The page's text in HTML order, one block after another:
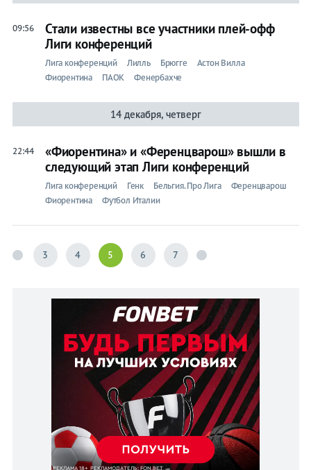
09:56
Стали известны все участники плей-офф
Лиги конференций
Лига конференций Лилль Брюгге
Астон Вилла
Фиорентина
ПАОК Фенербахче
14 декабря, четверг
22:44
«Фиорентина» и «Ференцварош» вышли в
следующий этап Лиги конференций
Лига конференций Генк Бельгия. Про Лига
Ференцварош
Фиорентина
Футбол Италии
3 4 5 6 7